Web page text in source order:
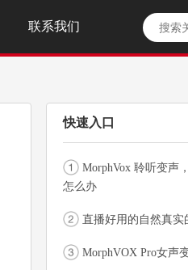
联系我们
快速入口
MorphVox 聆听变声
怎么办
直播好用的自然真实
MorphVOX Pro女声